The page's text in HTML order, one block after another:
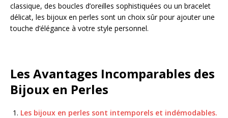
classique, des boucles d’oreilles sophistiquées ou un bracelet
délicat, les bijoux en perles sont un choix sûr pour ajouter une
touche d’élégance à votre style personnel.
Les Avantages Incomparables des
Bijoux en Perles
Les bijoux en perles sont intemporels et indémodables.